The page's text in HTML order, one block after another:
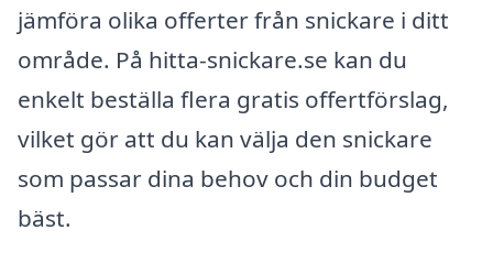
jämföra olika offerter från snickare i ditt
område. På hitta-snickare.se kan du
enkelt beställa flera gratis offertförslag,
vilket gör att du kan välja den snickare
som passar dina behov och din budget
bäst.